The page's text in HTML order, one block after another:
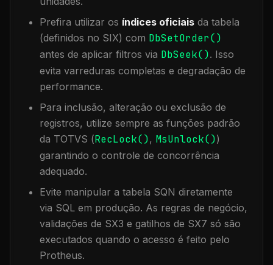
Prefira utilizar os índices oficiais da tabela
(definidos no SIX) com DbSetOrder()
antes de aplicar filtros via DbSeek(). Isso
evita varreduras completas e degradação de
performance.
Para inclusão, alteração ou exclusão de
registros, utilize sempre as funções padrão
da TOTVS (RecLock(), MsUnlock())
garantindo o controle de concorrência
adequado.
Evite manipular a tabela SQN diretamente
via SQL em produção. As regras de negócio,
validações de SX3 e gatilhos de SX7 só são
executados quando o acesso é feito pelo
Protheus.